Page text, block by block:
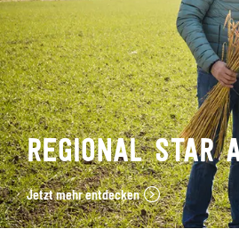
REGIONAL STAR
Jetzt mehr entdecken